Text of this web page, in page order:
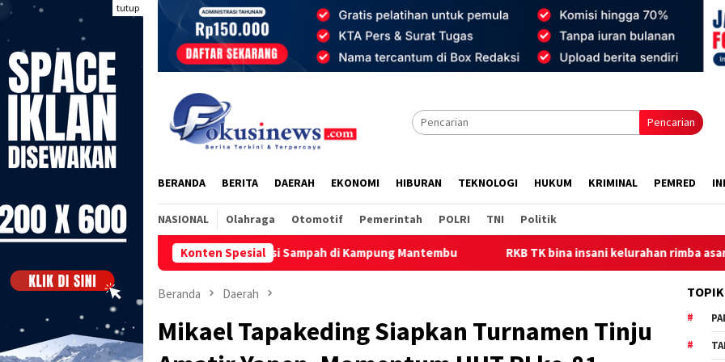
Loncat
konten
tutup
Pencarian
BERANDA BERITA DAERAH EKONOMI HIBURAN TEKNOLOGI HUKUM KRIMINAL PEMRED
NASIONAL Olahraga Otomotif Pemerintah POLRI TNI Politik
Konten Spesial
Gelar Sosialisasi Sampah di Kampung Mantembu RKB TK bina insani kelurahan rimba asam kecamatan Betung
Beranda Daerah
Mikael Tapakeding Siapkan Turnamen Tinju